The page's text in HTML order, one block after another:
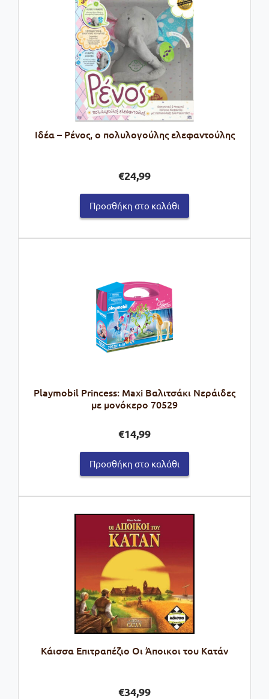
Ιδέα – Ρένος, ο πολυλογούλης ελεφαντούλης
€24,99
Προσθήκη στο καλάθι
Playmobil Princess: Maxi Βαλιτσάκι Νεράιδες
με μονόκερο 70529
€14,99
Προσθήκη στο καλάθι
Kάισσα Επιτραπέζιο Οι Άποικοι του Κατάν
€34,99